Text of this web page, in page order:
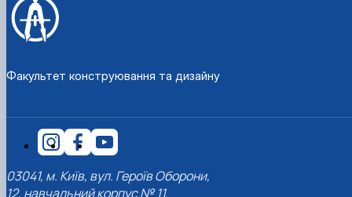
Факультет конструювання та дизайну
03041, м. Київ, вул. Героїв Оборони,
12, навчальний корпус № 11.